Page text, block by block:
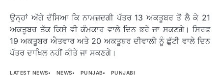
ਉਨ੍ਹਾਂ ਅੱਗੇ ਦੱਸਿਆ ਕਿ ਨਾਮਜ਼ਦਗੀ ਪੱਤਰ 13 ਅਕਤੂਬਰ ਤੋਂ ਲੈ ਕੇ 21
ਅਕਤੂਬਰ ਤੱਕ ਕਿਸੇ ਵੀ ਕੰਮਕਾਰ ਵਾਲੇ ਦਿਨ ਭਰੇ ਜਾ ਸਕਣਗੇ। ਸਿਰਫ
19 ਅਕਤੂਬਰ ਐਤਵਾਰ ਅਤੇ 20 ਅਕਤੂਬਰ ਦੀਵਾਲੀ ਨੂੰ ਛੁੱਟੀ ਵਾਲੇ ਦਿਨ
ਪੱਤਰ ਦਾਖਿਲ ਨਹੀਂ ਕੀਤੇ ਜਾ ਸਕਣਗੇ।
LATEST NEWS NEWS PUNJAB PUNJABI